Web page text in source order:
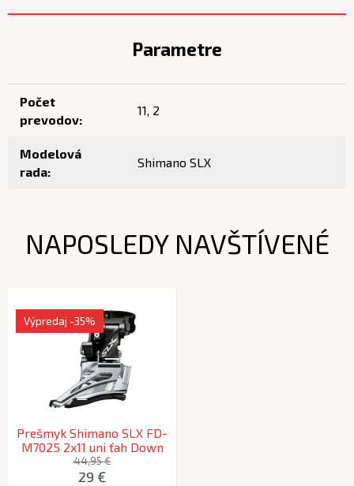
Parametre
Počet
prevodov:
11, 2
Modelová
rada:
Shimano SLX
NAPOSLEDY NAVŠTÍVENÉ
Prešmyk Shimano SLX FD-
M7025 2x11 uni ťah Down
Swing (34,9/31,8/28,6mm)
38z.
Výpredaj -35%
44,95 €
29 €